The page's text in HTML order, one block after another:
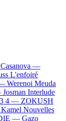
Casanova —
L'enfoiré
Werenoi Meuda
Josman Interlude
4 — ZOKUSH
Kamel Nouvelles
— Gazo